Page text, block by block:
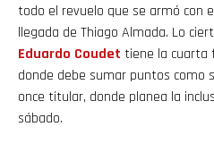
todo el revuelo que se armó con
llegada de Thiago Almada. Lo
Eduardo Coudet tiene la cuarta
donde debe sumar puntos como
once titular, donde planea la
sábado.